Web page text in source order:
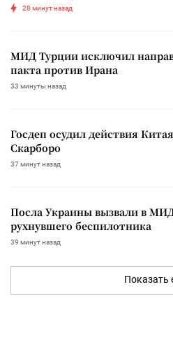
28 минут назад
МИД Турции исключил
пакта против Ирана
33 минуты назад
Госдеп осудил действия
Скарборо
37 минут назад
Посла Украины вызвали в
рухнувшего беспилотника
39 минут назад
Показать